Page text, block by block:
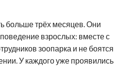
больше трёх месяцев. Они
взрослых: вместе с
зоопарка и не боятся
У каждого уже проявились